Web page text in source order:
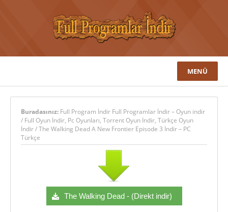
MENÜ
Buradasınız: Full Program İndir Full Programlar İndir – Oyun indir
/ Full Oyun İndir, Pc Oyunları, Torrent Oyun İndir, Türkçe Oyun
İndir/The Walking Dead A New Frontier Episode 3 İndir – PC
Türkçe
The Walking Dead - (Direkt indir)